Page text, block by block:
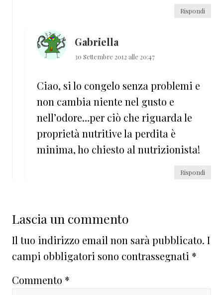
Rispondi
Gabriella
30 Settembre 2012 alle 20:47
Ciao, si lo congelo senza problemi e
non cambia niente nel gusto e
nell’odore…per ciò che riguarda le
proprietà nutritive la perdita è
minima, ho chiesto al nutrizionista!
Rispondi
Lascia un commento
Il tuo indirizzo email non sarà pubblicato. I
campi obbligatori sono contrassegnati *
Commento *